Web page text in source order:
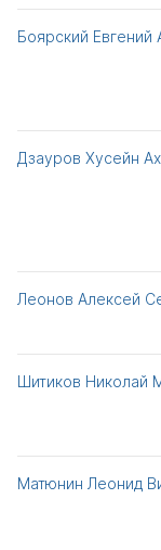
Боярский Евгений
Дзауров Хусейн
Леонов Алексей
Шитиков Николай
Матюнин Леонид